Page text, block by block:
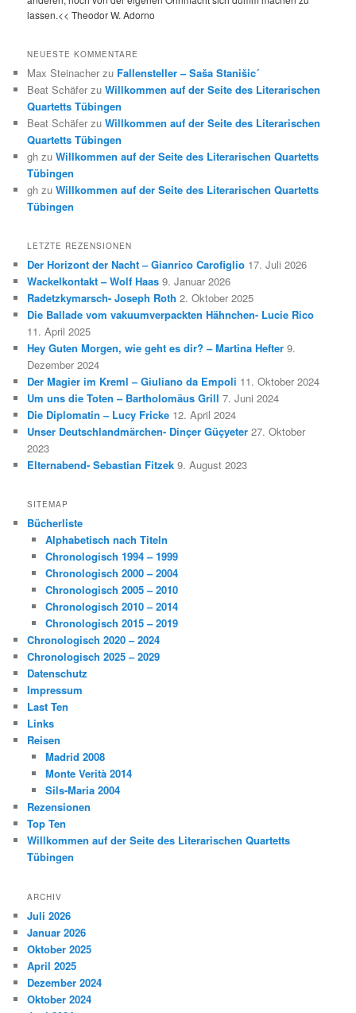
lassen.<< Theodor W. Adorno
NEUESTE KOMMENTARE
Max Steinacher zu Fallensteller – Saša Stanišic´
Beat Schäfer zuWillkommen auf der Seite des Literarischen
Quartetts Tübingen
Beat Schäfer zuWillkommen auf der Seite des Literarischen
Quartetts Tübingen
gh zuWillkommen auf der Seite des Literarischen Quartetts
Tübingen
gh zuWillkommen auf der Seite des Literarischen Quartetts
Tübingen
LETZTE REZENSIONEN
Der Horizont der Nacht – Gianrico Carofiglio 17. Juli 2026
Wackelkontakt – Wolf Haas 9. Januar 2026
Radetzkymarsch- Joseph Roth 2. Oktober 2025
Die Ballade vom vakuumverpackten Hähnchen- Lucie Rico
11. April 2025
Hey Guten Morgen, wie geht es dir? – Martina Hefter 9.
Dezember 2024
Der Magier im Kreml – Giuliano da Empoli 11. Oktober 2024
Um uns die Toten – Bartholomäus Grill 7. Juni 2024
Die Diplomatin – Lucy Fricke 12. April 2024
Unser Deutschlandmärchen- Dinçer Güçyeter 27. Oktober
2023
Elternabend- Sebastian Fitzek 9. August 2023
SITEMAP
Bücherliste
Alphabetisch nach Titeln
Chronologisch 1994 – 1999
Chronologisch 2000 – 2004
Chronologisch 2005 – 2010
Chronologisch 2010 – 2014
Chronologisch 2015 – 2019
Chronologisch 2020 – 2024
Chronologisch 2025 – 2029
Datenschutz
Impressum
Last Ten
Links
Reisen
Madrid 2008
Monte Verità 2014
Sils-Maria 2004
Rezensionen
Top Ten
Willkommen auf der Seite des Literarischen Quartetts
Tübingen
ARCHIV
Juli 2026
Januar 2026
Oktober 2025
April 2025
Dezember 2024
Oktober 2024